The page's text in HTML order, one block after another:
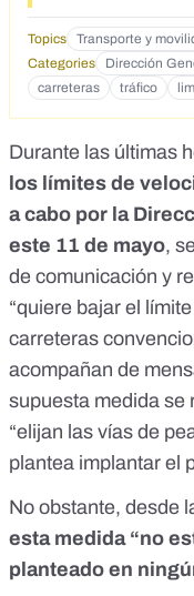
Topics Transporte y
Categories
Dirección
carreteras
tráfico
Durante las últimas
los límites de
a cabo por la
este 11 de mayo,
de comunicación y
“quiere bajar el
carreteras
acompañan de
supuesta medida se
“elijan las vías de
plantea implantar el
No obstante, desde
esta medida “no
planteado en